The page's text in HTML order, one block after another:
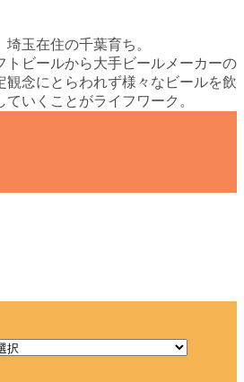
玉在住の千葉育ち。
トビールから大手ビールメーカーの
観念にとらわれず様々なビールを飲
いくことがライフワーク。